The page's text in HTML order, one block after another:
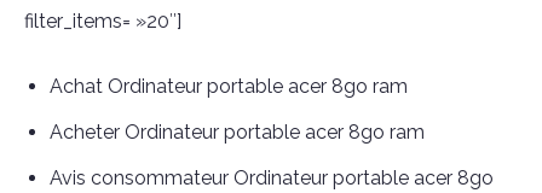
filter_items= »20″]
Achat Ordinateur portable acer 8go ram
Acheter Ordinateur portable acer 8go ram
Avis consommateur Ordinateur portable acer 8go